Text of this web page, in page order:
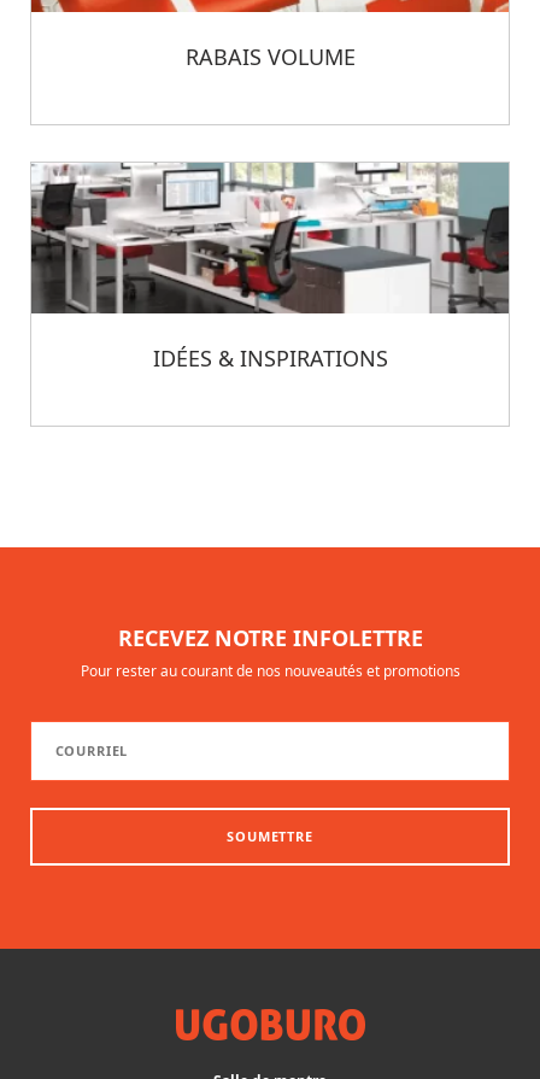
RABAIS VOLUME
IDÉES & INSPIRATIONS
RECEVEZ NOTRE INFOLETTRE
Pour rester au courant de nos nouveautés et promotions
SOUMETTRE